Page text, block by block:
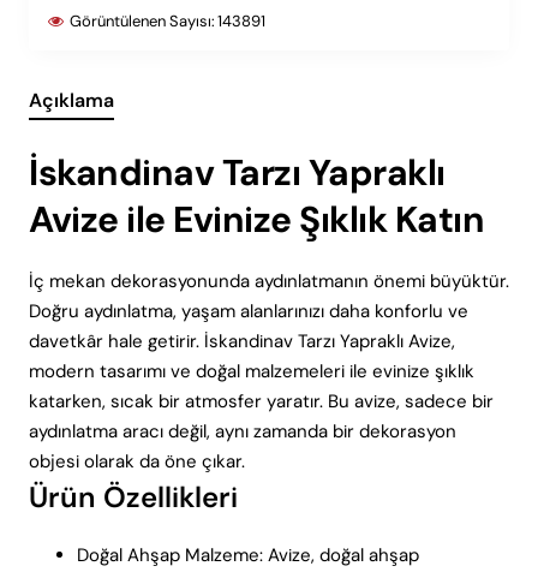
Görüntülenen Sayısı:143891
Açıklama
İskandinav Tarzı Yapraklı
Avize ile Evinize Şıklık Katın
İç mekan dekorasyonunda aydınlatmanın önemi büyüktür.
Doğru aydınlatma, yaşam alanlarınızı daha konforlu ve
davetkâr hale getirir. İskandinav Tarzı Yapraklı Avize,
modern tasarımı ve doğal malzemeleri ile evinize şıklık
katarken, sıcak bir atmosfer yaratır. Bu avize, sadece bir
aydınlatma aracı değil, aynı zamanda bir dekorasyon
objesi olarak da öne çıkar.
Ürün Özellikleri
Doğal Ahşap Malzeme: Avize, doğal ahşap